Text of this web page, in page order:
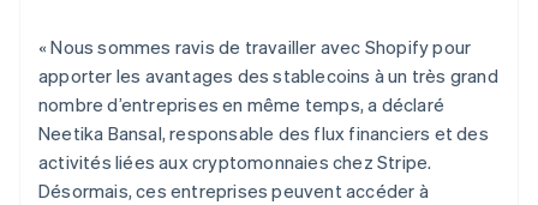
« Nous sommes ravis de travailler avec Shopify pour
apporter les avantages des stablecoins à un très grand
nombre d’entreprises en même temps, a déclaré
Neetika Bansal, responsable des flux financiers et des
activités liées aux cryptomonnaies chez Stripe.
Désormais, ces entreprises peuvent accéder à
English
Pays-Bas
NederlandsEnglish
Pologne
English
Portugal
Português English